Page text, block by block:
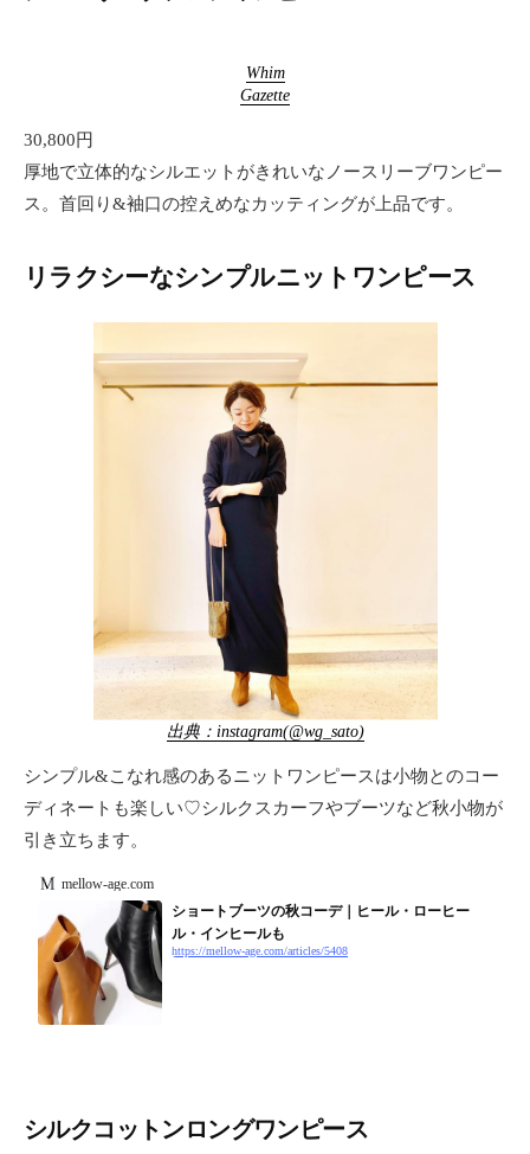
Whim
Gazette
30,800円
厚地で立体的なシルエットがきれいなノースリーブワンピー
ス。首回り&袖口の控えめなカッティングが上品です。
リラクシーなシンプルニットワンピース
出典：instagram(@wg_sato)
シンプル&こなれ感のあるニットワンピースは小物とのコー
ディネートも楽しい♡シルクスカーフやブーツなど秋小物が
引き立ちます。
mellow-age.com
ショートブーツの秋コーデ｜ヒール・ローヒー
ル・インヒールも
https://mellow-age.com/articles/5408
シルクコットンロングワンピース